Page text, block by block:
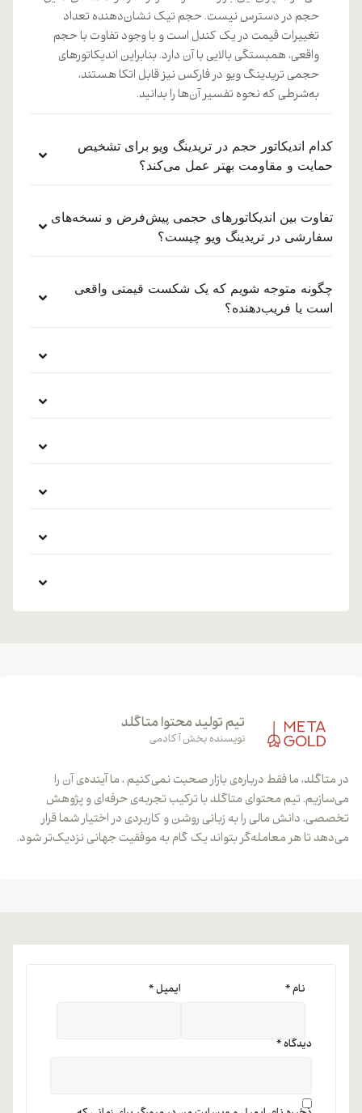
حجم در دسترس نیست. حجم تیک نشان‌دهنده تعداد
تغییرات قیمت در یک کندل است و با وجود تفاوت با حجم
واقعی، همبستگی بالایی با آن دارد. بنابراین اندیکاتورهای
حجمی تریدینگ ویو در فارکس نیز قابل اتکا هستند،
به‌شرطی که نحوه تفسیر آن‌ها را بدانید.
کدام اندیکاتور حجم در تریدینگ ویو برای تشخیص
حمایت و مقاومت بهتر عمل می‌کند؟
تفاوت بین اندیکاتورهای حجمی پیش‌فرض و نسخه‌های
سفارشی در تریدینگ ویو چیست؟
چگونه متوجه شویم که یک شکست قیمتی واقعی
است یا فریب‌دهنده؟
تیم تولید محتوا متاگلد
نویسنده بخش آکادمی
در متاگلد، ما فقط درباره‌ی بازار صحبت نمی‌کنیم ، ما آینده‌ی آن را
می‌سازیم. تیم محتوای متاگلد با ترکیب تجربه‌ی حرفه‌ای و پژوهش
تخصصی، دانش مالی را به زبانی روشن و کاربردی در اختیار شما قرار
می‌دهد تا هر معامله‌گر بتواند یک گام به موفقیت جهانی نزدیک‌تر شود.
دیدگاه*
نام* ایمیل*